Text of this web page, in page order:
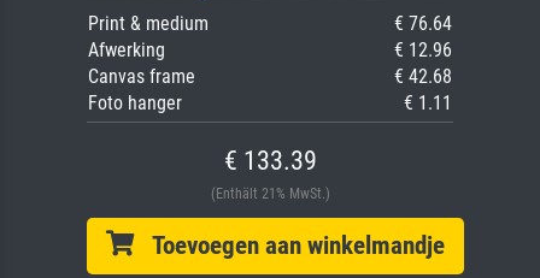
Print & medium
€ 76.64
Afwerking
€ 12.96
Canvas frame
€ 42.68
Foto hanger
€ 1.11
€ 133.39
(Enthält 21% MwSt.)
Toevoegen aan winkelmandje